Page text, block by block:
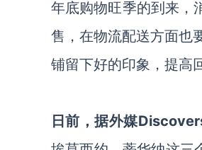
年底购物旺季的到来，
售，在物流配送方面也
铺留下好的印象，提高
日前，据外媒